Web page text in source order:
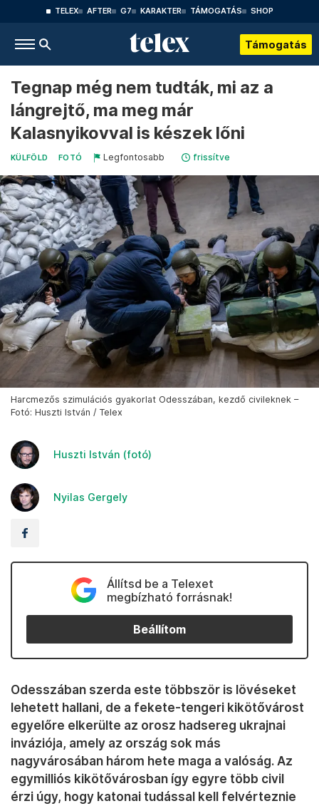
TELEX AFTER G7 KARAKTER TÁMOGATÁS SHOP
Támogatás
Tegnap még nem tudták, mi az a
lángrejtő, ma meg már
Kalasnyikovval is készek lőni
KÜLFÖLD FOTÓ Legfontosabb frissítve
Harcmezős szimulációs gyakorlat Odesszában, kezdő civileknek –
Fotó: Huszti István / Telex
Huszti István (fotó)
Nyilas Gergely
Állítsd be a Telexet
megbízható forrásnak!
Beállítom
Odesszában szerda este többször is lövéseket
lehetett hallani, de a fekete-tengeri kikötővárost
egyelőre elkerülte az orosz hadsereg ukrajnai
inváziója, amely az ország sok más
nagyvárosában három hete maga a valóság. Az
egymilliós kikötővárosban így egyre több civil
érzi úgy, hogy katonai tudással kell felvérteznie